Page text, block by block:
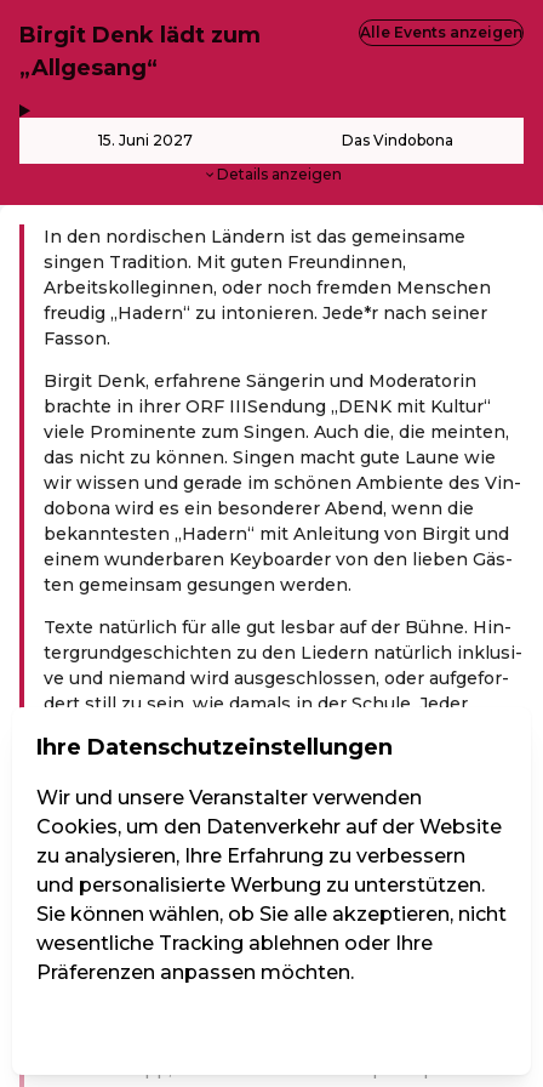
Birgit Denk lädt zum
„Allgesang“
15. Juni 2027 Das Vindobona
Details anzeigen
Alle Events anzeigen
In den nordischen Ländern ist das gemeinsame
singen Tradition. Mit guten Freundinnen,
Arbeitskolleginnen, oder noch fremden Menschen
freudig „Hadern“ zu intonieren. Jede*r nach seiner
Fasson.
Bir­git Denk, erfah­re­ne Sän­ge­rin und Mode­ra­to­rin
brach­te in ihrer ORF IIISen­dung ​„DENK mit Kul­tur“
vie­le Pro­mi­nen­te zum Sin­gen. Auch die, die mein­ten,
das nicht zu kön­nen. Sin­gen macht gute Lau­ne wie
wir wis­sen und gera­de im schö­nen Ambi­en­te des Vin­
do­bo­na wird es ein beson­de­rer Abend, wenn die
bekann­tes­ten ​„Hadern“ mit Anlei­tung von Bir­git und
einem wun­der­ba­ren Key­boar­der von den lie­ben Gäs­
ten gemein­sam gesun­gen wer­den.
Tex­te natür­lich für alle gut les­bar auf der Büh­ne. Hin­
ter­grund­ge­schich­ten zu den Lie­dern natür­lich inklu­si­
ve und nie­mand wird aus­ge­schlos­sen, oder auf­ge­for­
dert still zu sein, wie damals in der Schu­le. Jeder
ande­res Mot­to, ist einzigartig.
Das Thema des Abends ist „Neue Deutsche Welle“
Birgit Denk unterstützt von Martin Mader am
Keyboard bietet die Möglichkeit, sich die Zeit von
1976-1983 herbei zu singen. In Deutschland und
Österreich erobern Bands aus dem Underground die
Hitparaden. Immer cool, immer in der Landessprache,
immer nah am Lebensgefühl der jungen Menschen.
Ihre Datenschutzeinstellungen
Wir und unsere Veranstalter verwenden
Cookies, um den Datenverkehr auf der Website
zu analysieren, Ihre Erfahrung zu verbessern
und personalisierte Werbung zu unterstützen.
Sie können wählen, ob Sie alle akzeptieren, nicht
wesentliche Tracking ablehnen oder Ihre
Präferenzen anpassen möchten.